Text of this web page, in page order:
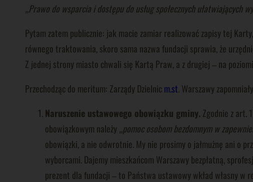
„Prawo do wsparcia i dostępu do usług społecznych ułatwiających
Pytam zatem publicznie: jak macie zamiar realizować zapisy tej
równego traktowania, skoro sama nazwa fundacji sprawia, że
Z jednej strony miasto chwali się Kartą Praw, a z drugiej – na
Przechodząc do meritum: Zarządy Dzielnic m.st. Warszawy
Naruszenie ustawowego obowiązku gminy. Zgodnie z art.
obowiązkowym należy „pomoc osobom bezdomnym w
obowiązki, a nie odwrotnie. My nie prosimy o jałmużnę ani o
wyborcami. Dajemy mieszkańcom Warszawy bezpłatną,
prezent dla fundacji – to Państwa ustawowy wkład własny w